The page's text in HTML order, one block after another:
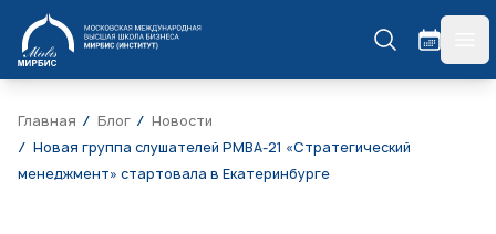
МИРБИС
Главная Блог
Новости
Новая группа слушателей РМВА-21 «Стратегический
менеджмент» стартовала в Екатеринбурге